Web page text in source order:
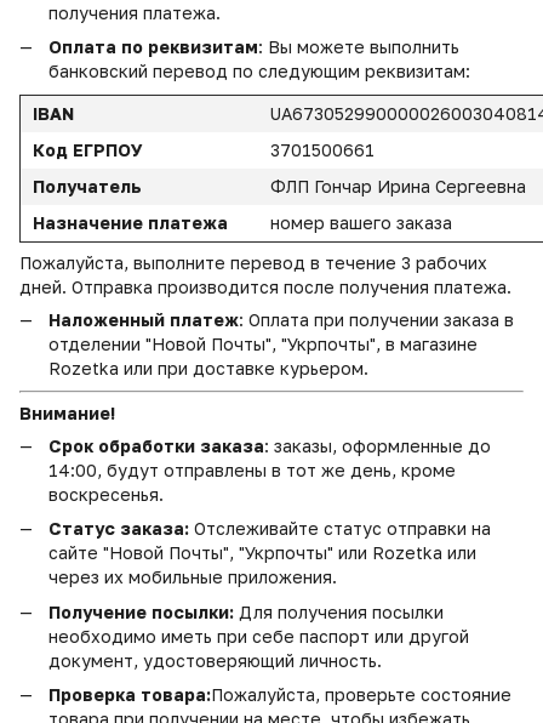
получения платежа.
Оплата по реквизитам: Вы можете выполнить
банковский перевод по следующим реквизитам:
IBAN
Код ЕГРПОУ
3701500661
Получатель
ФЛП Гончар Ирина Сергеевна
Назначение платежа
номер вашего заказа
Пожалуйста, выполните перевод в течение 3 рабочих
дней. Отправка производится после получения платежа.
Наложенный платеж: Оплата при получении заказа в
отделении "Новой Почты", "Укрпочты", в магазине
Rozetka или при доставке курьером.
Внимание!
Срок обработки заказа: заказы, оформленные до
14:00, будут отправлены в тот же день, кроме
воскресенья.
Статус заказа: Отслеживайте статус отправки на
сайте "Новой Почты", "Укрпочты" или Rozetka или
через их мобильные приложения.
Получение посылки: Для получения посылки
необходимо иметь при себе паспорт или другой
документ, удостоверяющий личность.
Проверка товара:Пожалуйста, проверьте состояние